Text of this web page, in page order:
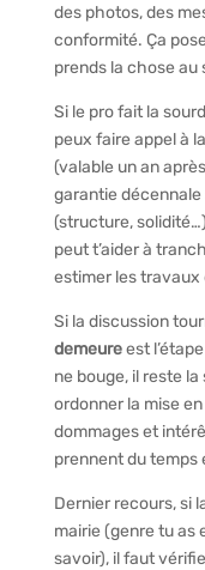
des photos, des
conformité. Ça
prends la chose au
Si le pro fait la
peux faire appel à
(valable un an
garantie décennale
(structure,
peut t’aider à
estimer les travaux
Si la discussion
demeureest
ne bouge, il reste
ordonner la mise
dommages et
prennent du
Dernier recours, si
mairie (genre tu as
savoir), il faut